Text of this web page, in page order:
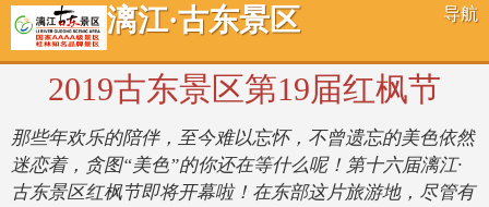
漓江·古东景区 导航
2019古东景区第19届红枫节
那些年欢乐的陪伴，至今难以忘怀，不曾遗忘的美色依然
迷恋着，贪图“美色”的你还在等什么呢！第十六届漓江·
古东景区红枫节即将开幕啦！在东部这片旅游地，尽管有